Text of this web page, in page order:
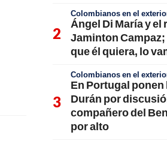
Colombianos en el
Ángel Di María y el
Jaminton
que él quiera, lo
Colombianos en el
En Portugal ponen
Durán por
compañero del
por alto